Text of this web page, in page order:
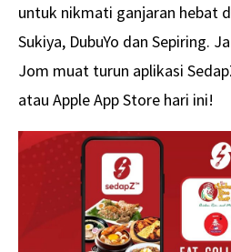
untuk nikmati ganjaran hebat
Sukiya, DubuYo dan Sepiring.
Jom muat turun aplikasi
atau Apple App Store hari ini!